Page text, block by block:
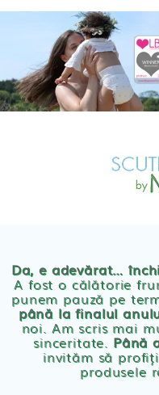
Skip
Servetele umede
Cosmetice BEBE
Olita Bio Naty
Da, e adevărat…
A fost o călătorie
punem pauză pe
până la finalul
noi. Am scris mai
sinceritate. Până
invităm să
produsele